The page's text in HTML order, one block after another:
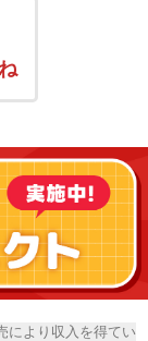
により収入を得てい